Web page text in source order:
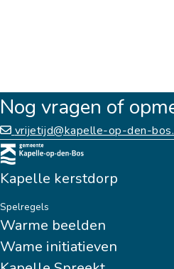
Nog vragen of
vrijetijd@kapelle-op-den-
Kapelle kerstdorp
Spelregels
Warme beelden
Wame initiatieven